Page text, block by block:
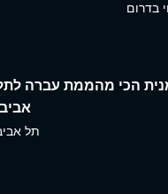
בדרום
הכי מהממת עברה
תל